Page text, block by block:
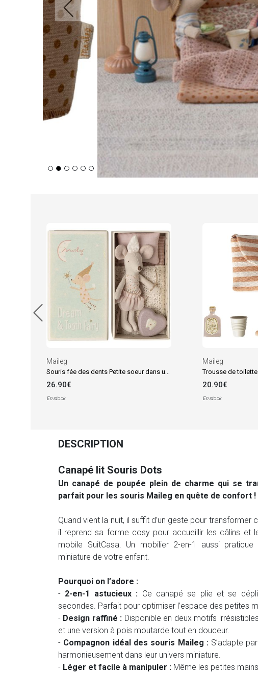
Maileg
26.90€
En stock
Maileg
Trousse de
20.90€
En stock
DESCRIPTION
Canapé lit Souris Dots
Un canapé de poupée plein de charme qui se
parfait pour les souris Maileg en quête de confort !
Quand vient la nuit, il suffit d’un geste pour transformer
il reprend sa forme cosy pour accueillir les câlins et
mobile SuitCasa. Un mobilier 2-en-1 aussi pratique
miniature de votre enfant.
Pourquoi on l’adore :
- 2-en-1 astucieux : Ce canapé se plie et se
secondes. Parfait pour optimiser l’espace des petites
- Design raffiné : Disponible en deux motifs
et une version à pois moutarde tout en douceur.
- Compagnon idéal des souris Maileg :S’adapte
harmonieusement dans leur univers miniature.
- Léger et facile à manipuler : Même les petites